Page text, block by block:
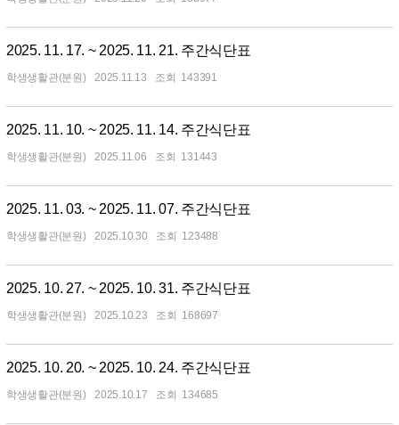
2025. 11. 17. ~ 2025. 11. 21. 주간식단표
학생생활관(분원) 2025.11.13 143391
2025. 11. 10. ~ 2025. 11. 14. 주간식단표
학생생활관(분원) 2025.11.06 131443
2025. 11. 03. ~ 2025. 11. 07. 주간식단표
학생생활관(분원) 2025.10.30 123488
2025. 10. 27. ~ 2025. 10. 31. 주간식단표
학생생활관(분원) 2025.10.23 168697
2025. 10. 20. ~ 2025. 10. 24. 주간식단표
학생생활관(분원) 2025.10.17 134685